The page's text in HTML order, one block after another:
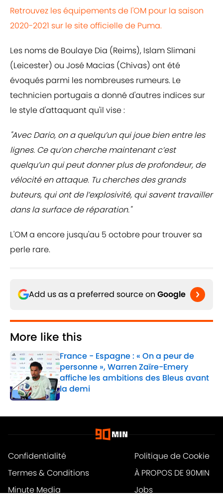
Retrouvez les équipements de l'OM pour la saison
2020-2021 sur le site officielle de Puma.
Les noms de Boulaye Dia (Reims), Islam Slimani
(Leicester) ou José Macias (Chivas) ont été
évoqués parmi les nombreuses rumeurs. Le
technicien portugais a donné d'autres indices sur
le style d'attaquant qu'il vise :
"Avec Dario, on a quelqu’un qui joue bien entre les
lignes. Ce qu’on cherche maintenant c’est
quelqu’un qui peut donner plus de profondeur, de
vélocité en attaque. Tu cherches des grands
buteurs, qui ont de l’explosivité, qui savent travailler
dans la surface de réparation."
L'OM a encore jusqu'au 5 octobre pour trouver sa
perle rare.
Add us as a preferred source on Google
More like this
France - Espagne : « On a peur de
personne », Warren Zaïre-Emery
affiche les ambitions des Bleus avant
la demi
Published by on Invalid Date
Confidentialité
Politique de Cookie
Termes & Conditions
À PROPOS DE 90MIN
Minute Media
Jobs